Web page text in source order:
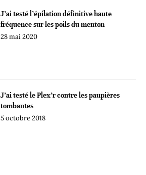
J’ai testé l’épilation définitive haute
fréquence sur les poils du menton
28 mai 2020
J’ai testé le Plex’r contre les paupières
tombantes
5 octobre 2018